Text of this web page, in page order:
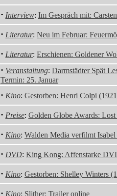
· Interview: Im Gespräch mit:
· Literatur: Neu im Februar:
· Literatur: Erschienen: Goldener
· Veranstaltung: Darmstädter Spät
Termin: 25. Januar
· Kino: Gestorben: Henri Colpi
· Preise: Golden Globe Awards: Lost
· Kino: Walden Media verfilmt
· DVD: King Kong: Affenstarke
· Kino: Gestorben: Shelley Winters
· Kino: Slither: Trailer online